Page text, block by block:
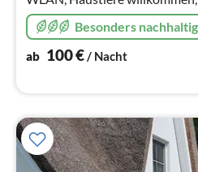
Besonders nachhaltig
ab 100€/ Nacht